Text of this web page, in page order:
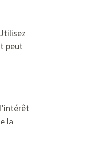
peut
la